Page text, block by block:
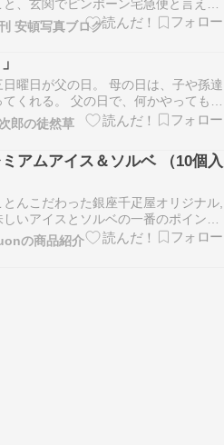
と、玄関でピンポーン宅急便と言えば
モニター見たら見たことがある顔近所
だった…父の日のプレゼントを持って
うれしいじゃないか！母の日はだいた
だけど父の日は意外と地味で忘れられ
う…
安頓写真ブログ
日曜日が父の日。 母の日は、子や孫達
てくれる。 父の日で、何かやってもら
ない。 それだけ影が薄いと言う事だろ
養ってきたのに・・・。 俺達がガキ
で母の日も父の日もなかった。 あった
日だけだった。 子供の日と成人の日と
郎の徒然草
アムアイス＆ソルベ （10個入
んこだわった銀座千疋屋オリジナル,
いアイスとソルベの一番のポイント
の素材」につきます。銀座千疋屋が厳
質のフルーツは、香り高く芳醇な味わ
の商品紹介